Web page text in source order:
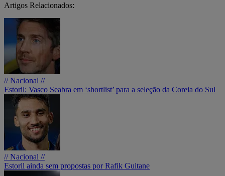
Artigos Relacionados:
// Nacional //
Estoril: Vasco Seabra em ‘shortlist’ para a seleção da Coreia do Sul
// Nacional //
Estoril ainda sem propostas por Rafik Guitane